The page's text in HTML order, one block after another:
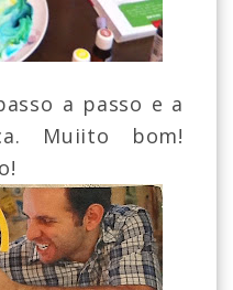
a passo e a
Muiito bom!